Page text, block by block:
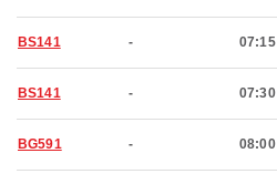
BS141 - 07:15
BS141 - 07:30
BG591 - 08:00